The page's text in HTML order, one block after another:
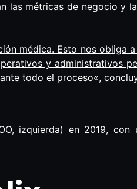
las métricas de negocio y
médica. Esto nos obliga
y administrativos
todo el proceso«,
izquierda) en 2019, con